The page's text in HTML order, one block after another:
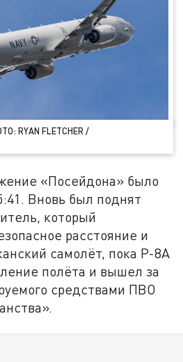
RYAN FLETCHER /
«Посейдона» было
Вновь был поднят
который
расстояние и
самолёт, пока Р-8А
полёта и вышел за
средствами ПВО